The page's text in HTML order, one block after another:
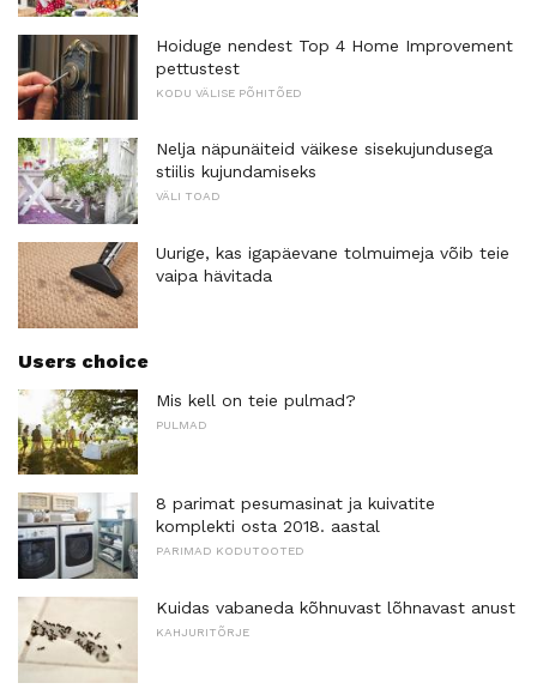
Hoiduge nendest Top 4 Home Improvement
pettustest
KODU VÄLISE PÕHITÕED
Nelja näpunäiteid väikese sisekujundusega
stiilis kujundamiseks
VÄLI TOAD
Uurige, kas igapäevane tolmuimeja võib teie
vaipa hävitada
Users choice
Mis kell on teie pulmad?
PULMAD
8 parimat pesumasinat ja kuivatite
komplekti osta 2018. aastal
PARIMAD KODUTOOTED
Kuidas vabaneda kõhnuvast lõhnavast anust
KAHJURITÕRJE